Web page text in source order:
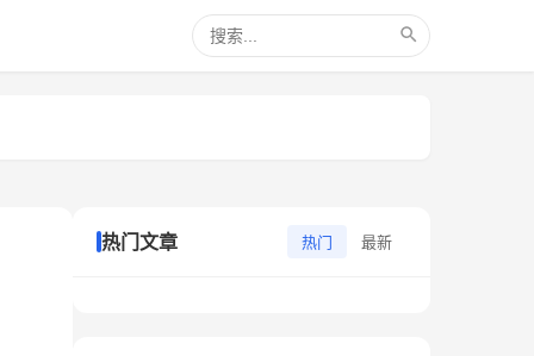
热门文章 热门 最新